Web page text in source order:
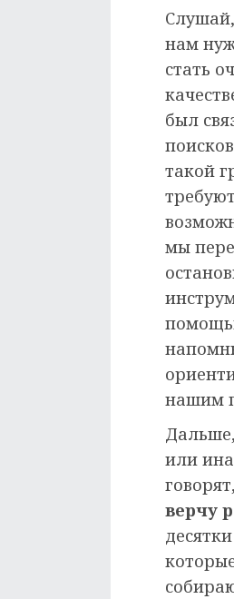
нам
стать
был
такой
мы
нашим
или
верчу